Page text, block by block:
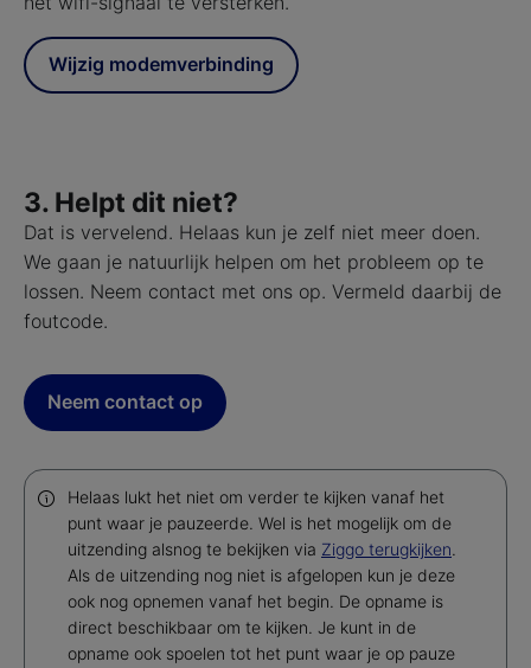
Wijzig modemverbinding
3. Helpt dit niet?
Dat is vervelend. Helaas kun je zelf niet meer doen.
We gaan je natuurlijk helpen om het probleem op te
lossen. Neem contact met ons op. Vermeld daarbij de
foutcode.
Neem contact op
Helaas lukt het niet om verder te kijken vanaf het
punt waar je pauzeerde. Wel is het mogelijk om de
uitzending alsnog te bekijken via Ziggo terugkijken
Als de uitzending nog niet is afgelopen kun je deze
ook nog opnemen vanaf het begin. De opname is
direct beschikbaar om te kijken. Je kunt in de
opname ook spoelen tot het punt waar je op pauze